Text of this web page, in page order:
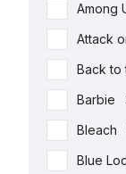
Серіали
Спорт
Фільми
Шоу
3
•••
Among
Attack
Back to
Barbie
Bleach
Blue